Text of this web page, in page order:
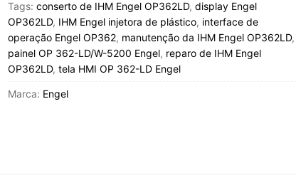
Tags: conserto de IHM Engel OP362LD, display Engel
OP362LD, IHM Engel injetora de plástico, interface de
operação Engel OP362, manutenção da IHM Engel OP362LD,
painel OP 362-LD/W-5200 Engel, reparo de IHM Engel
OP362LD, tela HMI OP 362-LD Engel
Marca: Engel